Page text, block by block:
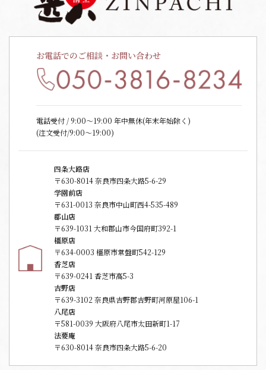
お電話でのご相談・お問い合わせ
電話受付 / 9:00〜19:00 年中無休(年末年始除く)
(注文受付/9:00～19:00)
四条大路店
〒630-8014 奈良市四条大路5-6-29
学園前店
〒631-0013 奈良市中山町西4-535-489
郡山店
〒639-1031 大和郡山市今国府町392-1
橿原店
〒634-0003 橿原市常盤町542-129
香芝店
〒639-0241 香芝市高5-3
吉野店
〒639-3102 奈良県吉野郡吉野町河原屋106-1
八尾店
〒581-0039 大阪府八尾市太田新町1-17
法要庵
〒630-8014 奈良市四条大路5-6-20